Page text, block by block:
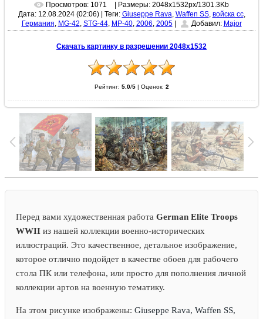
Просмотров: 1071
| Размеры: 2048x1532px/1301.3Kb
Дата: 12.08.2024 (02:06)| Теги: Giuseppe Rava, Waffen SS, войска сс,
Германия, MG-42, STG-44, MP-40, 2006, 2005| Добавил: Major
Скачать картинку в разрешении 2048x1532
Рейтинг: 5.0/5| Оценок: 2
Перед вами художественная работа German Elite Troops
WWII из нашей коллекции военно-исторических
иллюстраций. Это качественное, детальное изображение,
которое отлично подойдет в качестве обоев для рабочего
стола ПК или телефона, или просто для пополнения личной
коллекции артов на военную тематику.
На этом рисунке изображены: Giuseppe Rava, Waffen SS,